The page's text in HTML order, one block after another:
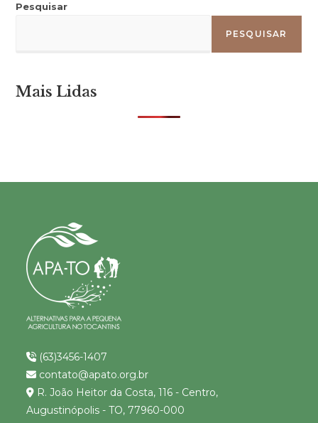
Pesquisar
PESQUISAR
Mais Lidas
(63)3456-1407
contato@apato.org.br
R. João Heitor da Costa, 116 - Centro,
Augustinópolis - TO, 77960-000